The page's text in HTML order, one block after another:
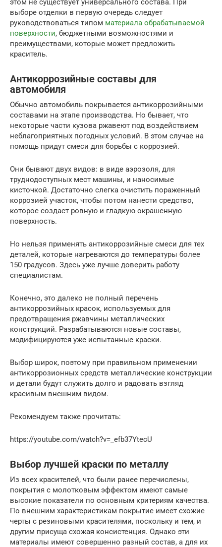
этом не существует универсального состава. При
выборе отделки в первую очередь следует
руководствоваться типом материала обрабатываемой
поверхности, бюджетными возможностями и
преимуществами, которые может предложить
краситель.
Антикоррозийные составы для
автомобиля
Обычно автомобиль покрывается антикоррозийными
составами на этапе производства. Но бывает, что
некоторые части кузова ржавеют под воздействием
неблагоприятных погодных условий. В этом случае на
помощь придут смеси для борьбы с коррозией.
Они бывают двух видов: в виде аэрозоля, для
труднодоступных мест машины, и наносимые
кисточкой. Достаточно слегка очистить пораженный
коррозией участок, чтобы потом нанести средство,
которое создаст ровную и гладкую окрашенную
поверхность.
Но нельзя применять антикоррозийные смеси для тех
деталей, которые нагреваются до температуры более
150 градусов. Здесь уже лучше доверить работу
специалистам.
Конечно, это далеко не полный перечень
антикоррозийных красок, используемых для
предотвращения ржавчины металлических
конструкций. Разрабатываются новые составы,
модифицируются уже испытанные краски.
Выбор широк, поэтому при правильном применении
антикоррозионных средств металлические конструкции
и детали будут служить долго и радовать взгляд
красивым внешним видом.
Рекомендуем также прочитать:
https://youtube.com/watch?v=_efb37YtecU
Выбор лучшей краски по металлу
Из всех красителей, что были ранее перечислены,
покрытия с молотковым эффектом имеют самые
высокие показатели по основным критериям качества.
По внешним характеристикам покрытие имеет схожие
черты с резиновыми красителями, поскольку и тем, и
другим присуща схожая консистенция. Однако эти
материалы имеют совершенно разный состав, а для их